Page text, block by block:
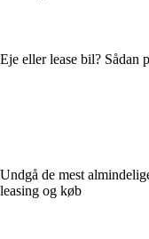
Eje eller lease bil? Sådan
Undgå de mest
leasing og køb